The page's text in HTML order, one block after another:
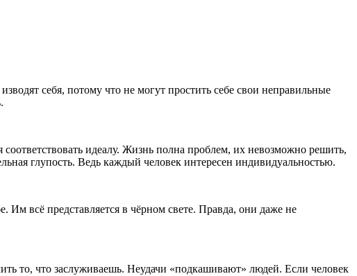
себя, потому что не могут простить себе свои неправильные
идеалу. Жизнь полна проблем, их невозможно решить,
глупость. Ведь каждый человек интересен индивидуальностью.
всё представляется в чёрном свете. Правда, они даже не
то, что заслуживаешь. Неудачи «подкашивают» людей. Если человек